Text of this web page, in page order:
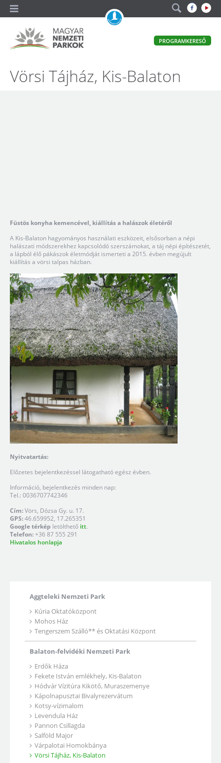
hivatalos
Magyar
PROGRAMKERESŐ
Vörsi Tájház, Kis-Balaton
Füstös konyha kemencével, kiállítás a halászok életéről
A Kis-Balaton hagyományos használati eszközeit, elsősorban a népi
halászati módszerekhez kapcsolódó szerszámokat, a táj népi építészetét,
a lápból élő pákászok életmódját ismerteti a 2015. évben megújult
kiállítás a vörsi talpas házban.
Nyitvatartás:
Előzetes bejelentkezéssel látogatható egész évben.
Információ, bejelentkezés minden nap:
Tel.: 0036707742346
Cím:Vörs, Dózsa Gy. u. 17.
GPS:46.659952, 17.265351
Google térkép letölthető itt.
Telefon:+36 87 555 291
Hivatalos honlapja
Aggteleki Nemzeti Park
Kúria Oktatóközpont
Mohos Ház
Tengerszem Szálló** és Oktatási Központ
Balaton-felvidéki Nemzeti Park
Erdők Háza
Fekete István emlékhely, Kis-Balaton
Hódvár Vízitúra Kikötő, Muraszemenye
Kápolnapusztai Bivalyrezervátum
Kotsy-vízimalom
Levendula Ház
Pannon Csillagda
Salföld Major
Várpalotai Homokbánya
Vörsi Tájház, Kis-Balaton